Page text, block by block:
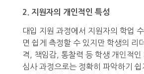
2. 지원자의 개인적인 특성
대입 지원 과정에서 지원자의 학업
면 쉽게 측정할 수 있지만 학생의 리
격, 책임감, 통찰력 등 학생 개인적인
심사 과정으로는 정확히 파악하기